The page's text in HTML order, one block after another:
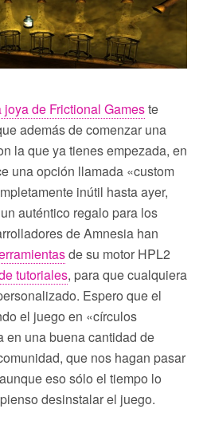
joya de Frictional Gameste
además de comenzar una
la que ya tienes empezada, en
una opción llamada «custom
inútil hasta ayer,
auténtico regalo para los
de Amnesia han
de su motor HPL2
tutoriales, para que cualquiera
Espero que el
el juego en «círculos
en una buena cantidad de
que nos hagan pasar
eso sólo el tiempo lo
desinstalar el juego.